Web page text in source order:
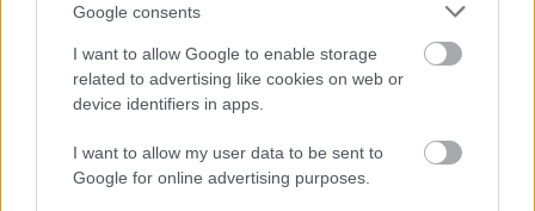
Google consents
I want to allow Google to enable storage
related to advertising like cookies on web or
device identifiers in apps.
I want to allow my user data to be sent to
Google for online advertising purposes.
köszönheti azt, hogy az algoritmus imádja – de
meg is dolgozik érte, számos saját videót nyújt
követőinek. A Mikulás érkezése óta 10-szer
riogatott háborúval, Tiszával vagy migránsokkal,